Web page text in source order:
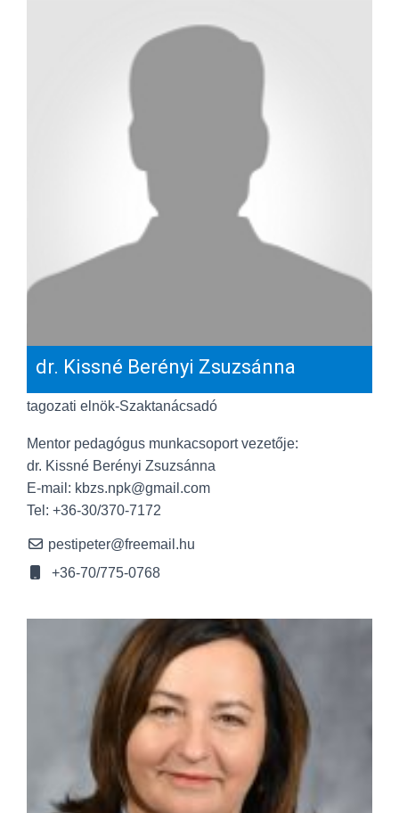
dr. Kissné Berényi Zsuzsánna
tagozati elnök-Szaktanácsadó
Mentor pedagógus munkacsoport vezetője:
dr. Kissné Berényi Zsuzsánna
E-mail: kbzs.npk@gmail.com
Tel: +36-30/370-7172
pestipeter@freemail.hu
+36-70/775-0768